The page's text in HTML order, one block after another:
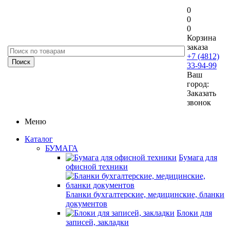
0
0
0
Корзина
заказа
+7 (4812)
33-94-99
Ваш
город:
Заказать
звонок
Меню
Каталог
БУМАГА
Бумага для
офисной техники
Бланки бухгалтерские, медицинские, бланки
документов
Блоки для
записей, закладки